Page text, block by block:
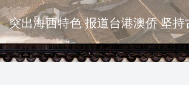
突出海西特色 报道台港澳侨 坚持
今用 力求雅俗共赏
弘扬优秀文化 振奋民族精神 介绍
瑰宝 宣传中华精英